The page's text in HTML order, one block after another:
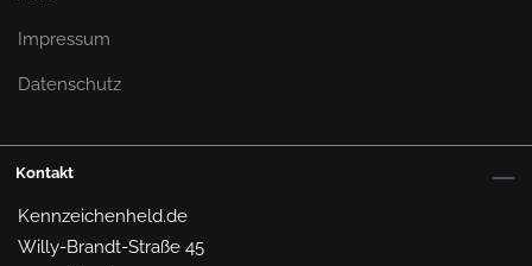
Impressum
Datenschutz
Kontakt
Kennzeichenheld.de
Willy-Brandt-Straße 45